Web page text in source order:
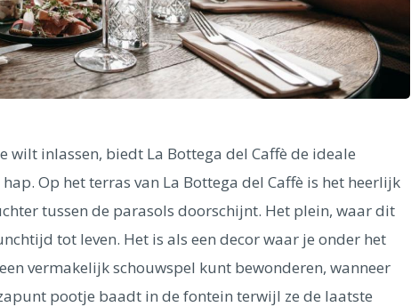
wilt inlassen, biedt La Bottega del Caffè de ideale
Op het terras van La Bottega del Caffè is het heerlijk
tussen de parasols doorschijnt. Het plein, waar dit
tot leven. Het is als een decor waar je onder het
vermakelijk schouwspel kunt bewonderen, wanneer
pootje baadt in de fontein terwijl ze de laatste